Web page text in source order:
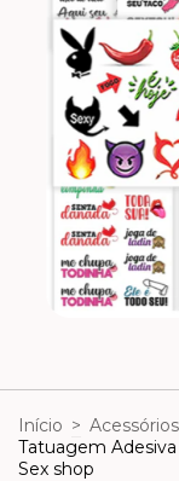
Início > Acessórios
Tatuagem Adesiva
Sex shop